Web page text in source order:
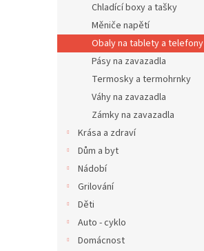
Chladící boxy a tašky
Měniče napětí
Obaly na tablety a telefony
Pásy na zavazadla
Termosky a termohrnky
Váhy na zavazadla
Zámky na zavazadla
Krása a zdraví
Dům a byt
Nádobí
Grilování
Děti
Auto - cyklo
Domácnost